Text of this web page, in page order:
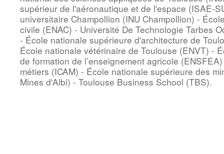
supérieur de l'aéronautique et de l'espace (ISAE-
universitaire Champollion (INU Champollion) -
civile (ENAC) - Université De Technologie Tarbes
- École nationale supérieure d'architecture de
École nationale vétérinaire de Toulouse (ENVT) -
de formation de l’enseignement agricole
métiers (ICAM) - École nationale supérieure des
Mines d'Albi) - Toulouse Business School (TBS).